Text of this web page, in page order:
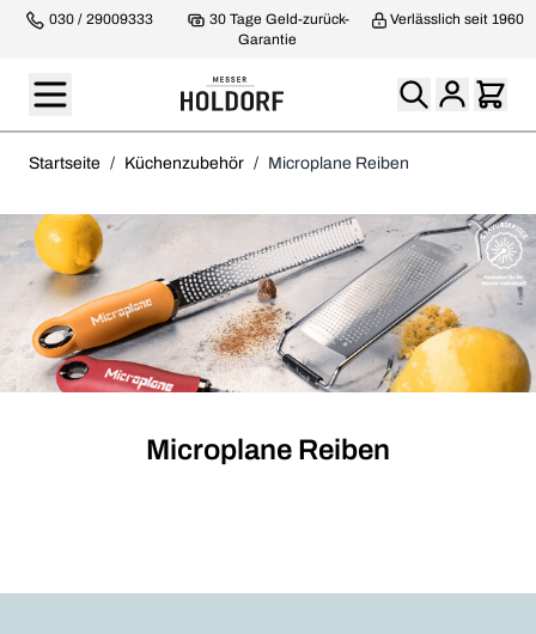
030 / 29009333
30 Tage Geld-zurück-
Garantie
Verlässlich seit 1960
Startseite / Küchenzubehör / Microplane Reiben
Microplane Reiben